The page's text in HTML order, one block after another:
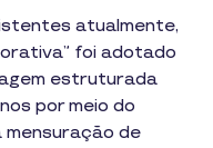
atualmente,
foi adotado
estruturada
por meio do
de